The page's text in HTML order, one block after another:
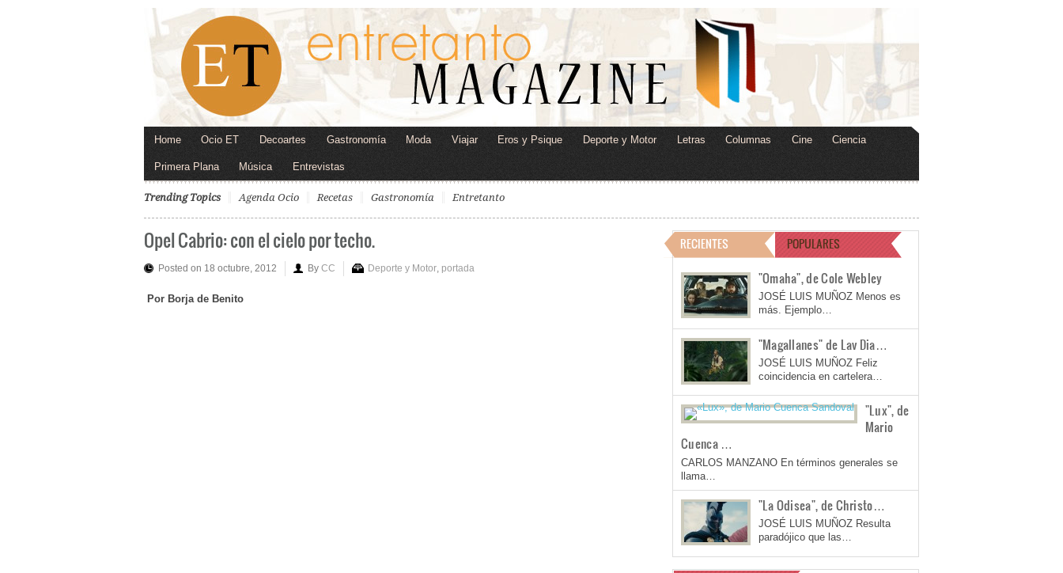
Home Ocio ET Decoartes Gastronomía Moda Viajar Eros y Psique Deporte y Motor Letras Columnas Cine Ciencia
Primera Plana Música Entrevistas
Trending Topics Agenda Ocio Recetas Gastronomía Entretanto
Opel Cabrio: con el cielo por techo.
Posted on 18 octubre, 2012 By CC Deporte y Motor portada
Por Borja de Benito
RECIENTES POPULARES
"Omaha", de Cole Webley
JOSÉ LUIS MUÑOZ Menos es
más. Ejemplo…
"Magallanes" de Lav Dia…
JOSÉ LUIS MUÑOZ Feliz
coincidencia en cartelera…
"Lux", de
Mario
Cuenca …
CARLOS MANZANO En términos generales se
llama…
"La Odisea", de Christo…
JOSÉ LUIS MUÑOZ Resulta
paradójico que las…